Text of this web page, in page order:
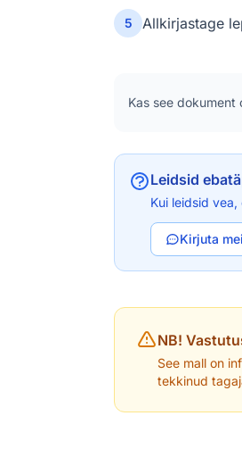
5 Allkirjastage
Kas see dokument
Leidsid
Kui leidsid
Kirjuta
NB!
See mall on
tekkinud